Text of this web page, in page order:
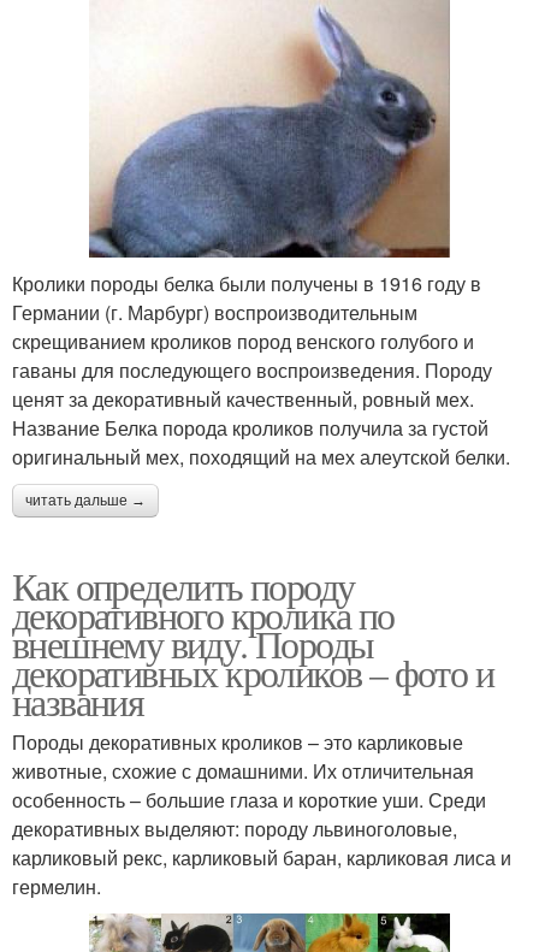
Кролики породы белка были получены в 1916 году в
Германии (г. Марбург) воспроизводительным
скрещиванием кроликов пород венского голубого и
гаваны для последующего воспроизведения. Породу
ценят за декоративный качественный, ровный мех.
Название Белка порода кроликов получила за густой
оригинальный мех, походящий на мех алеутской белки.
читать дальше →
Как определить породу
декоративного кролика по
внешнему виду. Породы
декоративных кроликов – фото и
названия
Породы декоративных кроликов – это карликовые
животные, схожие с домашними. Их отличительная
особенность – большие глаза и короткие уши. Среди
декоративных выделяют: породу львиноголовые,
карликовый рекс, карликовый баран, карликовая лиса и
гермелин.